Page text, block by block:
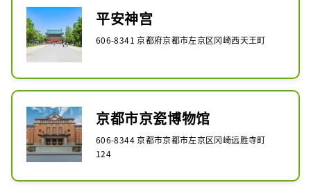
平安神宫
606-8341 京都府京都市左京区冈崎西天王町
京都市京瓷博物馆
606-8344 京都市京都市左京区冈崎远胜寺町
124